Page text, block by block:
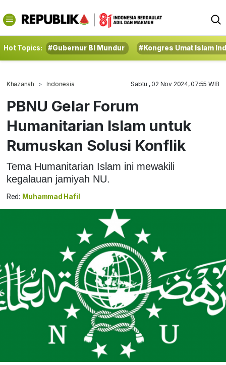
Hot Topics: #Gubernur BI Mundur #Kongres Umat Islam
Khazanah Indonesia Sabtu , 02 Nov 2024, 07:55 WIB
PBNU Gelar Forum
Humanitarian Islam untuk
Rumuskan Solusi Konflik
Tema Humanitarian Islam ini mewakili
kegalauan jamiyah NU.
Red: Muhammad Hafil